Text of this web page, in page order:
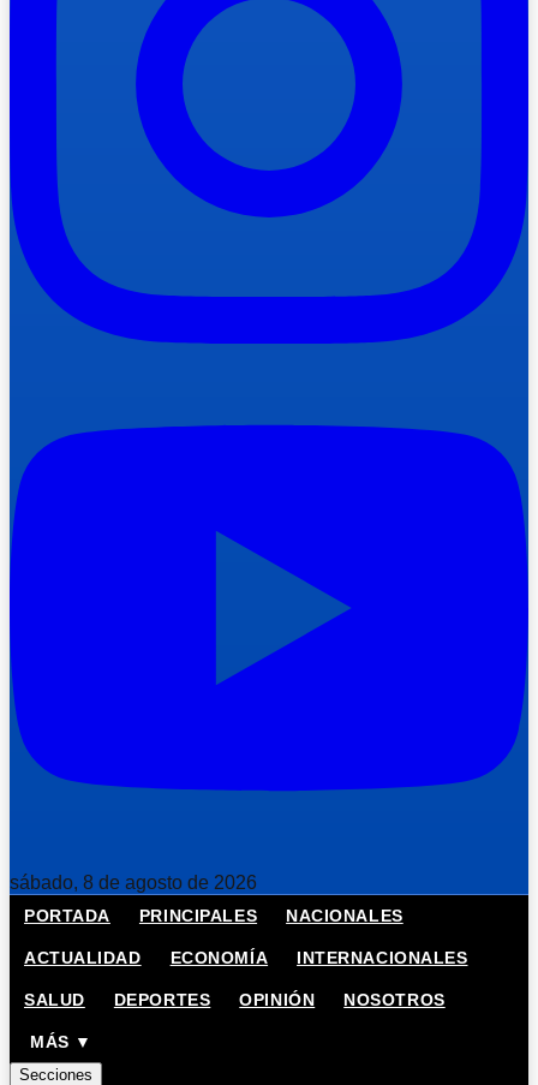
sábado, 8 de agosto de 2026
PORTADA PRINCIPALES NACIONALES
ACTUALIDAD ECONOMÍA INTERNACIONALES
SALUD DEPORTES OPINIÓN NOSOTROS
MÁS ▼
Secciones